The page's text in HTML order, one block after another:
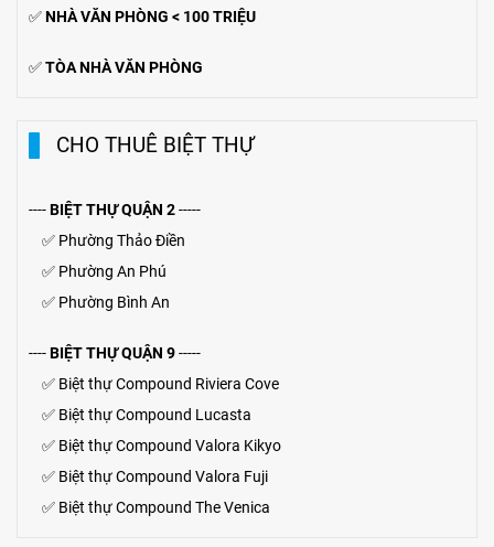
✅NHÀ VĂN PHÒNG < 100 TRIỆU
✅TÒA NHÀ VĂN PHÒNG
CHO THUÊ BIỆT THỰ
----BIỆT THỰ QUẬN 2-----
✅ Phường Thảo Điền
✅ Phường An Phú
✅ Phường Bình An
----BIỆT THỰ QUẬN 9-----
✅ Biệt thự Compound Riviera Cove
✅ Biệt thựCompound Lucasta
✅ Biệt thựCompound Valora Kikyo
✅ Biệt thự Compound Valora Fuji
✅ Biệt thự Compound The Venica